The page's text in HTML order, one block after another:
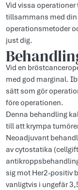
Vid vissa
tillsammans med
operationsmetoder
just dig.
Vid en
med god marginal.
sätt som gör
före operationen.
Denna behandling
till att krympa
Neoadjuvant
av cytostatika
sig mot Her2-positiv
vanligtvis i ungefär